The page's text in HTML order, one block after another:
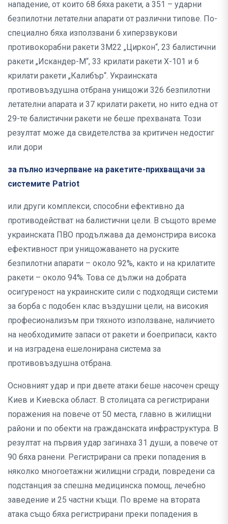
нападение, от които 68 бяха ракети, а 351 – ударни
безпилотни летателни апарати от различни типове. По-
специално бяха използвани 6 хиперзвукови
противокорабни ракети 3М22 „Циркон“, 23 балистични
ракети „Искандер-М“, 33 крилати ракети Х-101 и 6
крилати ракети „Калибър“. Украинската
противовъздушна отбрана унищожи 326 безпилотни
летателни апарата и 37 крилати ракети, но нито една от
29-те балистични ракети не беше прехваната. Този
резултат може да свидетелства за критичен недостиг
или дори
за пълно изчерпване на ракетите-прихващачи за
системите Patriot
или други комплекси, способни ефективно да
противодействат на балистични цели. В същото време
украинската ПВО продължава да демонстрира висока
ефективност при унищожаването на руските
безпилотни апарати – около 92%, както и на крилатите
ракети – около 94%. Това се дължи на добрата
осигуреност на украинските сили с подходящи системи
за борба с подобен клас въздушни цели, на високия
професионализъм при тяхното използване, наличието
на необходимите запаси от ракети и боеприпаси, както
и на изградена ешелонирана система за
противовъздушна отбрана.
Основният удар и при двете атаки беше насочен срещу
Киев и Киевска област. В столицата са регистрирани
поражения на повече от 50 места, главно в жилищни
райони и по обекти на гражданската инфраструктура. В
резултат на първия удар загинаха 31 души, а повече от
90 бяха ранени. Регистрирани са преки попадения в
няколко многоетажни жилищни сгради, повредени са
подстанция за спешна медицинска помощ, лечебно
заведение и 25 частни къщи. По време на втората
атака също бяха регистрирани преки попадения в